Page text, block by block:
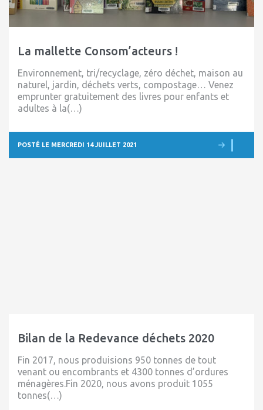
La mallette Consom’acteurs !
Environnement, tri/recyclage, zéro déchet, maison au
naturel, jardin, déchets verts, compostage… Venez
emprunter gratuitement des livres pour enfants et
adultes à la(…)
POSTÉ LE MERCREDI 14 JUILLET 2021
Bilan de la Redevance déchets 2020
Fin 2017, nous produisions 950 tonnes de tout
venant ou encombrants et 4300 tonnes d’ordures
ménagères.Fin 2020, nous avons produit 1055
tonnes(…)